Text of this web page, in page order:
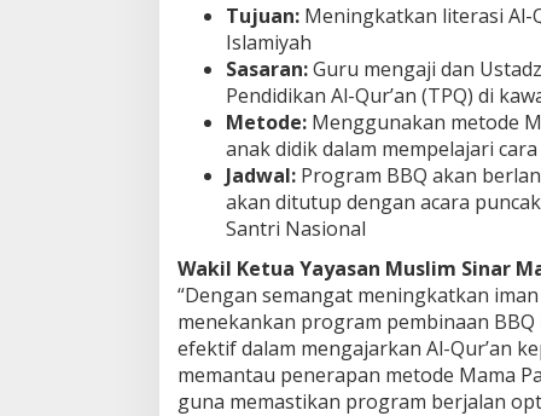
Tujuan: Meningkatkan literasi Al-
Islamiyah
Sasaran:Guru mengaji dan
Pendidikan Al-Qur’an (TPQ) di
Metode: Menggunakan metode
anak didik dalam mempelajari cara
Jadwal: Program BBQ akan
akan ditutup dengan acara
Santri Nasional
Wakil Ketua Yayasan Muslim Sinar
“Dengan semangat meningkatkan
menekankan program pembinaan
efektif dalam mengajarkan Al-Qur’an
memantau penerapan metode Mama
guna memastikan program berjalan